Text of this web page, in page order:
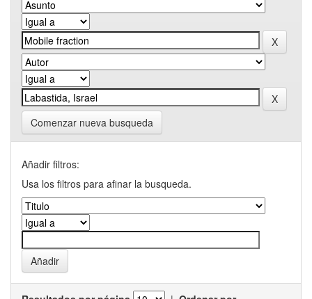
Comenzar nueva busqueda
Añadir filtros:
Usa los filtros para afinar la busqueda.